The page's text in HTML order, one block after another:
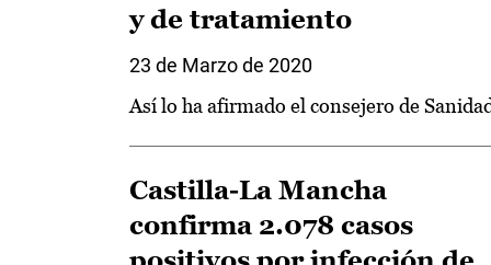
y de tratamiento
23 de Marzo de 2020
Así lo ha afirmado el consejero de
Castilla-La Mancha
confirma 2.078 casos